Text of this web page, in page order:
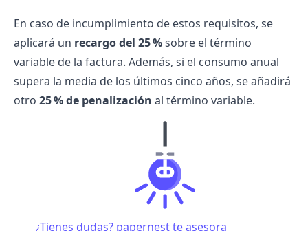
En caso de incumplimiento de estos requisitos, se
aplicará un recargo del 25 %sobre el término
variable de la factura. Además, si el consumo anual
supera la media de los últimos cinco años, se añadirá
otro 25 % de penalización al término variable.
¿Tienes dudas? papernest te asesora